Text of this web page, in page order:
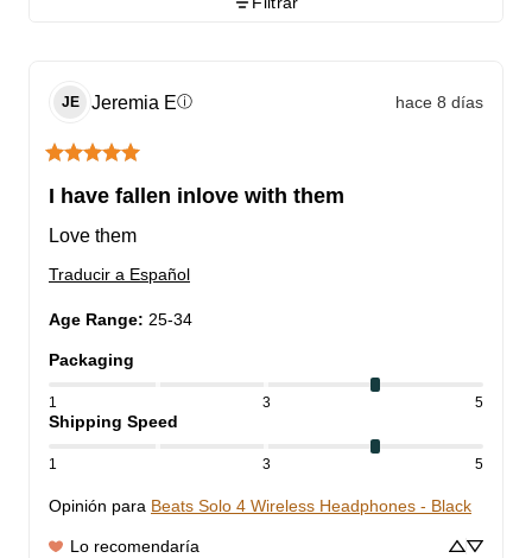
JE Jeremia Eⓘ hace 8 días
I have fallen inlove with them
Love them
Traducir a Español
Age Range: 25-34
Packaging
1 3 5
Shipping Speed
1 3 5
Opinión para Beats Solo 4 Wireless Headphones - Black
Lo recomendaría